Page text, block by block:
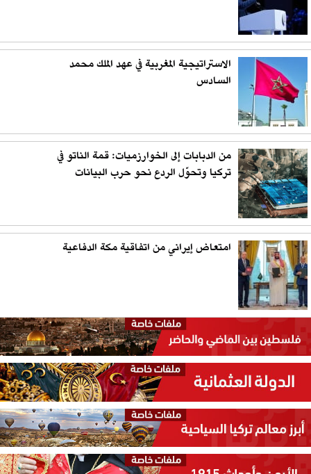
الاستراتيجية المغربية في عهد الملك محمد
السادس
من الدبابات إلى الخوارزميات: قمة الناتو في
تركيا وتحوّل الردع نحو حرب البيانات
امتعاض إيراني من اتفاقية مكة الدفاعية